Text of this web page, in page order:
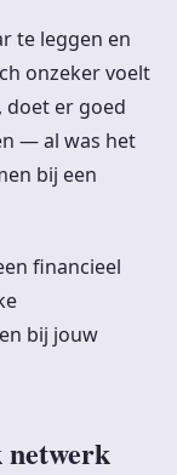
te leggen en
onzeker voelt
doet er goed
— al was het
bij een
financieel
bij jouw
netwerk